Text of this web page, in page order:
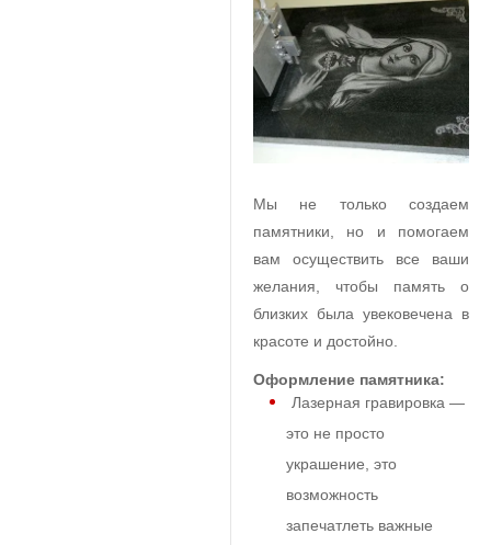
Мы не только создаем
памятники, но и помогаем
вам осуществить все ваши
желания, чтобы память о
близких была увековечена в
красоте и достойно.
Оформление памятника:
Лазерная гравировка —
это не просто
украшение, это
возможность
запечатлеть важные